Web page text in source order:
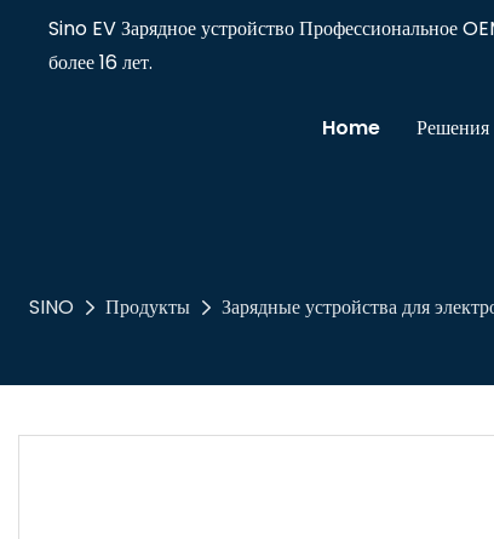
Sino EV Зарядное устройство Профессиональное
более 16 лет.
Home Решения
SINO Продукты Зарядные устройства для